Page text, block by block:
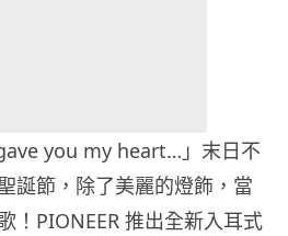
you my heart…」末日不
誕節，除了美麗的燈飾，當
！PIONEER 推出全新入耳式